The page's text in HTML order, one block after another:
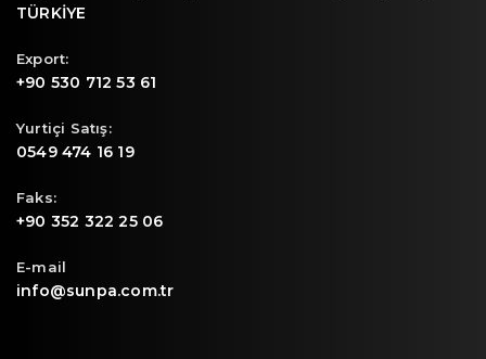
TÜRKİYE
Export:
+90 530 712 53 61
Yurtiçi Satış:
0549 474 16 19
Faks:
+90 352 322 25 06
E-mail
info@sunpa.com.tr